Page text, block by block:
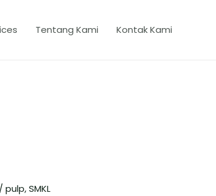
Tentang Kami Kontak Kami
/ pulp,SMKL